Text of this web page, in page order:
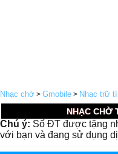
Nhạc chờ > Gmobile > Nhạc trữ
NHẠC CHỜ
Chú ý: Số ĐT được tặng
với bạn và đang sử dụng